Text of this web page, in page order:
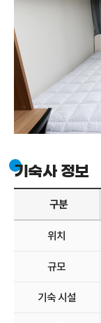
기숙사 정보
구분
위치
규모
기숙 시설